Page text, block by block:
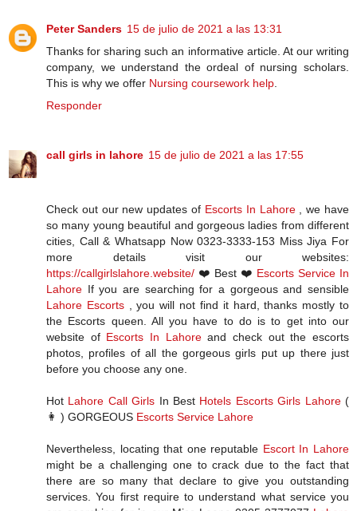
Peter Sanders 15 de julio de 2021 a las 13:31
Thanks for sharing such an informative article. At our writing
company, we understand the ordeal of nursing scholars.
This is why we offer Nursing coursework help.
Responder
call girls in lahore 15 de julio de 2021 a las 17:55
Check out our new updates of Escorts In Lahore , we have
so many young beautiful and gorgeous ladies from different
cities, Call & Whatsapp Now 0323-3333-153 Miss Jiya For
more details visit our websites:
https://callgirlslahore.website/ ❤️ Best ❤️ Escorts Service In
Lahore If you are searching for a gorgeous and sensible
Lahore Escorts , you will not find it hard, thanks mostly to
the Escorts queen. All you have to do is to get into our
website of Escorts In Lahoreand check out the escorts
photos, profiles of all the gorgeous girls put up there just
before you choose any one.
Hot Lahore Call Girls In Best Hotels Escorts Girls Lahore(
👩 ) GORGEOUS Escorts Service Lahore
Nevertheless, locating that one reputable Escort In Lahore
might be a challenging one to crack due to the fact that
there are so many that declare to give you outstanding
services. You first require to understand what service you